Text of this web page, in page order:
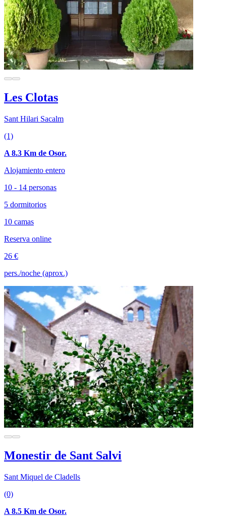
Les Clotas
Sant Hilari Sacalm
(1)
A 8.3 Km de Osor.
Alojamiento entero
10 - 14 personas
5 dormitorios
10 camas
Reserva online
26 €
pers./noche (aprox.)
Monestir de Sant Salvi
Sant Miquel de Cladells
(0)
A 8.5 Km de Osor.